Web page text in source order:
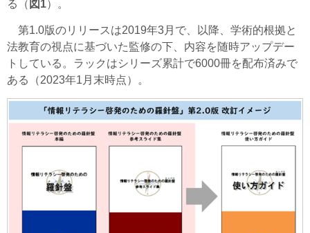
る（ 図1）。
第1.0版のリリースは2019年3月で、以降、学術的根拠と
法教育の視点に基づいた監修の下、内容を随時アップデー
トしている。ラックはシリーズ累計で6000冊を配布済みで
ある（2023年1月末時点）。